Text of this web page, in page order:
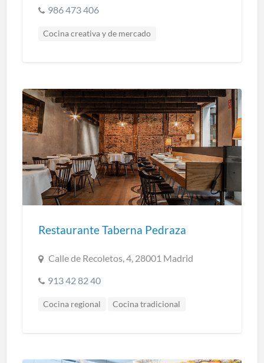
986 473 406
Cocina creativa y de mercado
Restaurante Taberna Pedraza
Calle de Recoletos, 4, 28001 Madrid
913 42 82 40
Cocina regional
Cocina tradicional